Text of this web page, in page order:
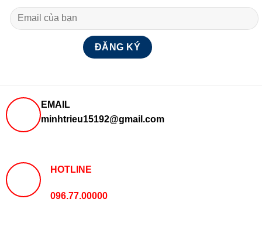
EMAIL
minhtrieu15192@gmail.com
HOTLINE
096.77.00000